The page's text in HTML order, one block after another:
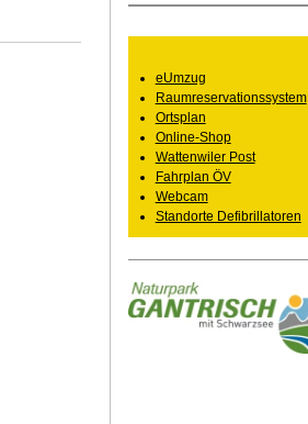
eUmzug
Raumreservationssystem
Ortsplan
Online-Shop
Wattenwiler Post
Fahrplan ÖV
Webcam
Standorte Defibrillatoren